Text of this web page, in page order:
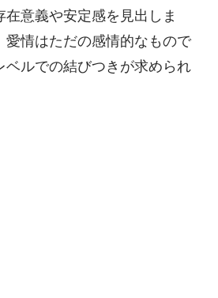
在意義や安定感を見出しま
愛情はただの感情的なもので
ベルでの結びつきが求められ